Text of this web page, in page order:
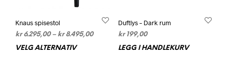
Knaus spisestol
kr6.295,00 – kr8.495,00Prisområde:
kr 6.295,00
VELG ALTERNATIV
Dette
Duftlys – Dark rum
kr199,00
LEGG I HANDLEKURV